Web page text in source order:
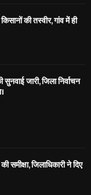
की तस्वीर, गांव में ही
जारी, जिला निर्वाचन
समीक्षा, जिलाधिकारी ने दिए